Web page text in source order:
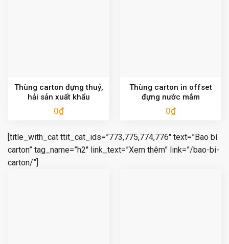
Thùng carton đựng thuỷ,
hải sản xuất khẩu
0₫
Thùng carton in offset
đựng nước mắm
0₫
[title_with_cat ttit_cat_ids=”773,775,774,776″ text=”Bao bì
carton” tag_name=”h2″ link_text=”Xem thêm” link=”/bao-bi-
carton/”]